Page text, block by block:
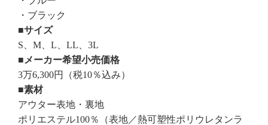
・ブラック
■サイズ
S、M、L、LL、3L
■メーカー希望小売価格
3万6,300円（税10％込み）
■素材
アウター表地・裏地
ポリエステル100％（表地／熱可塑性ポリウレタンラ